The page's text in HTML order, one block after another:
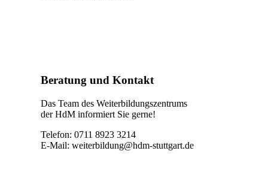
Beratung und Kontakt
Das Team des Weiterbildungszentrums
der HdM informiert Sie gerne!
Telefon: 0711 8923 3214
E-Mail: weiterbildung@hdm-stuttgart.de